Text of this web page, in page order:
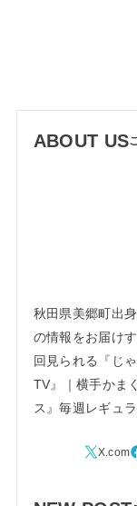
ABOUT US
秋田県美郷町出
の情報をお届け
回見られる『じ
TV』｜横手かま
ス』毎週レギュ